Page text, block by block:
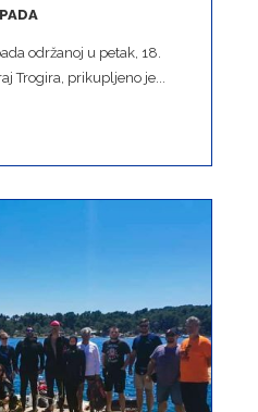
održanoj u petak, 18.
Trogira, prikupljeno je...